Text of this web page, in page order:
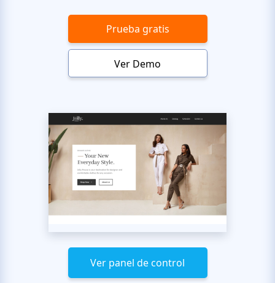
Prueba gratis
Ver Demo
Ver panel de control